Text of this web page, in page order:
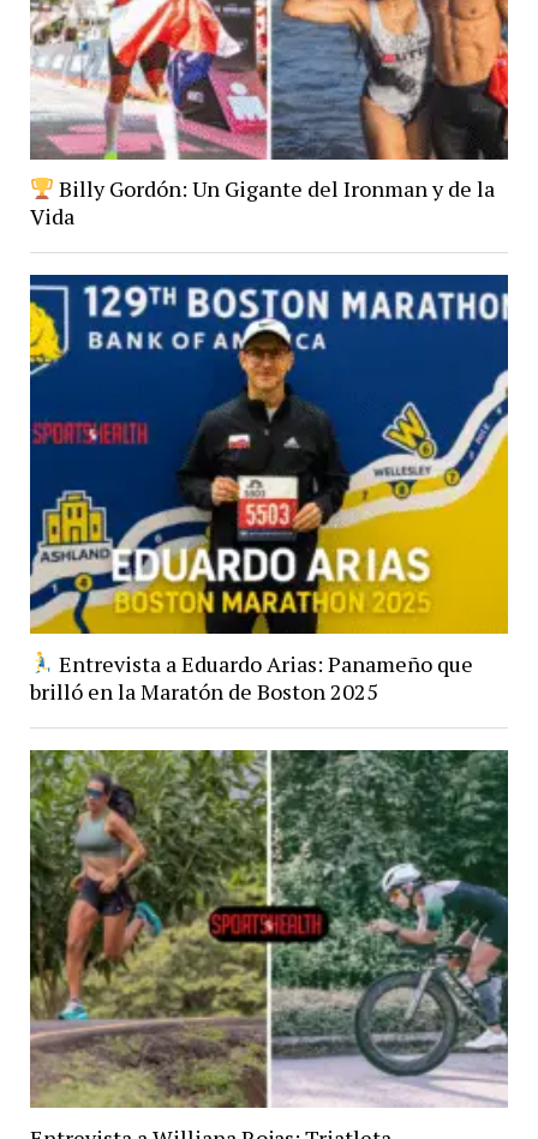
Billy Gordón: Un Gigante del Ironman y de la
Vida
Entrevista a Eduardo Arias: Panameño que
brilló en la Maratón de Boston 2025